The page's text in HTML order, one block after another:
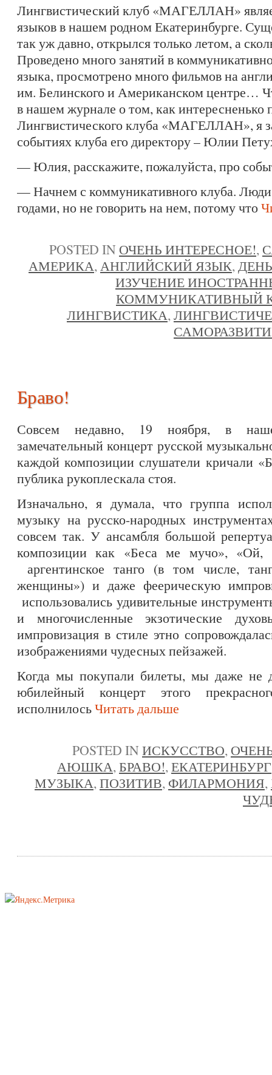
Лингвистический клуб «МАГЕЛЛАН»
языков в нашем родном Екатеринбурге.
так уж давно, открылся только летом, а
Проведено много занятий в
языка, просмотрено много фильмов на
им. Белинского и Американском центре…
в нашем журнале о том, как
Лингвистического клуба «МАГЕЛЛАН», я
событиях клуба его директору – Юлии
— Юлия, расскажите, пожалуйста, про
— Начнем с коммуникативного клуба. Люди
годами, но не говорить на нем, потому что
POSTED IN ОЧЕНЬ ИНТЕРЕСНОЕ!,
АМЕРИКА, АНГЛИЙСКИЙ ЯЗЫК,
ИЗУЧЕНИЕ
КОММУНИКАТИВНЫЙ
ЛИНГВИСТИКА,
Браво!
Совсем недавно, 19 ноября, в
замечательный концерт русской
каждой композиции слушатели кричали
публика рукоплескала стоя.
Изначально, я думала, что группа
музыку на русско-народных
совсем так. У ансамбля большой
композиции как «Беса ме мучо», «Ой,
аргентинское танго (в том числе,
женщины») и даже феерическую
использовались удивительные
и многочисленные экзотические
импровизация в стиле этно
изображениями чудесных пейзажей.
Когда мы покупали билеты, мы даже не
юбилейный концерт этого
исполнилосьЧитать дальше
POSTED INИСКУССТВО,
АЮШКА,БРАВО!,ЕКАТЕРИНБУРГ
МУЗЫКА,ПОЗИТИВ, ФИЛАРМОНИЯ,